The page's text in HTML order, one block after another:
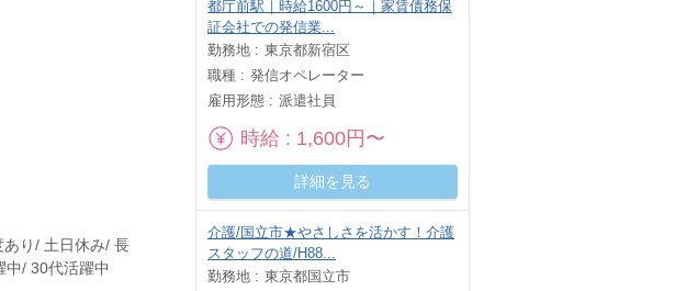
り/ 土日休み/ 長
中/ 30代活躍中
都庁前駅｜時給1600円～｜家賃債務保
証会社での発信業...
勤務地
東京都新宿区
職種
発信オペレーター
雇用形態
派遣社員
時給 1,600円〜
詳細を見る
介護/国立市★やさしさを活かす！介護
スタッフの道/H88...
勤務地
東京都国立市